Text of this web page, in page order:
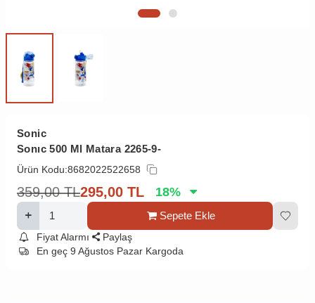
Sonic
Sonıc 500 Ml Matara 2265-9-
Ürün Kodu:8682022522658
359,00 TL295,00 TL 18%
Sepete Ekle
Fiyat Alarmı
Paylaş
En geç 9 Ağustos Pazar Kargoda